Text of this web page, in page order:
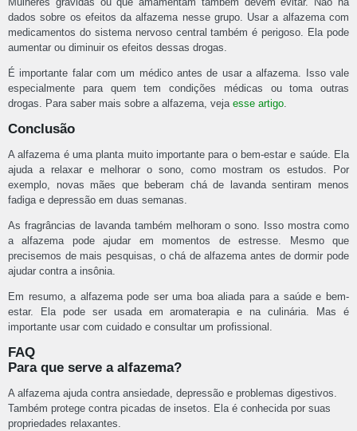
dados sobre os efeitos da alfazema nesse grupo. Usar a alfazema com
medicamentos do sistema nervoso central também é perigoso. Ela pode
aumentar ou diminuir os efeitos dessas drogas.
É importante falar com um médico antes de usar a alfazema. Isso vale
especialmente para quem tem condições médicas ou toma outras
drogas. Para saber mais sobre a alfazema, veja esse artigo.
Conclusão
A alfazema é uma planta muito importante para o bem-estar e saúde. Ela
ajuda a relaxar e melhorar o sono, como mostram os estudos. Por
exemplo, novas mães que beberam chá de lavanda sentiram menos
fadiga e depressão em duas semanas.
As fragrâncias de lavanda também melhoram o sono. Isso mostra como
a alfazema pode ajudar em momentos de estresse. Mesmo que
precisemos de mais pesquisas, o chá de alfazema antes de dormir pode
ajudar contra a insônia.
Em resumo, a alfazema pode ser uma boa aliada para a saúde e bem-
estar. Ela pode ser usada em aromaterapia e na culinária. Mas é
importante usar com cuidado e consultar um profissional.
FAQ
Para que serve a alfazema?
A alfazema ajuda contra ansiedade, depressão e problemas digestivos.
Também protege contra picadas de insetos. Ela é conhecida por suas
propriedades relaxantes.